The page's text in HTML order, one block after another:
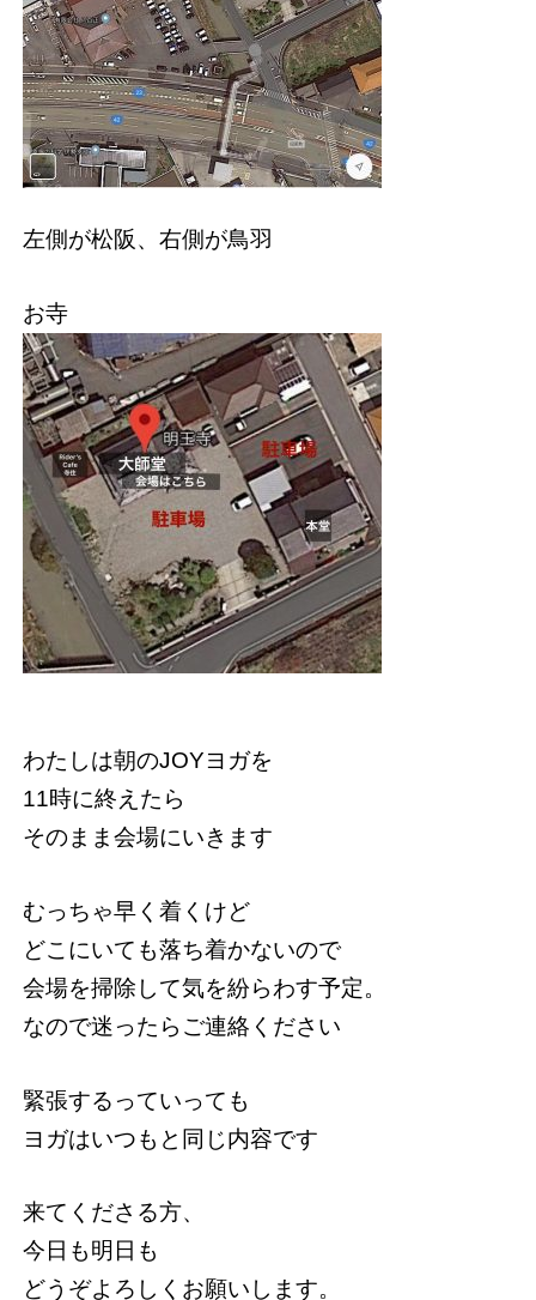
左側が松阪、右側が鳥羽
お寺
わたしは朝のJOYヨガを
11時に終えたら
そのまま会場にいきます
むっちゃ早く着くけど
どこにいても落ち着かないので
会場を掃除して気を紛らわす予定。
なので迷ったらご連絡ください
緊張するっていっても
ヨガはいつもと同じ内容です
来てくださる方、
今日も明日も
どうぞよろしくお願いします。